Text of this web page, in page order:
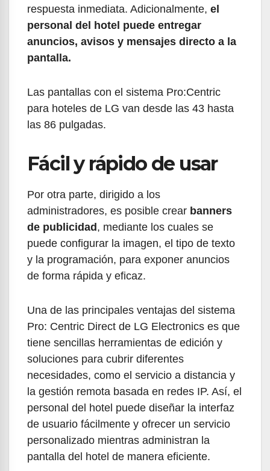
respuesta inmediata. Adicionalmente, el
personal del hotel puede entregar
anuncios, avisos y mensajes directo a la
pantalla.
Las pantallas con el sistema Pro:Centric
para hoteles de LG van desde las 43 hasta
las 86 pulgadas.
Fácil y rápido de usar
Por otra parte, dirigido a los
administradores, es posible crear banners
de publicidad , mediante los cuales se
puede configurar la imagen, el tipo de texto
y la programación, para exponer anuncios
de forma rápida y eficaz.
Una de las principales ventajas del sistema
Pro: Centric Direct de LG Electronics es que
tiene sencillas herramientas de edición y
soluciones para cubrir diferentes
necesidades, como el servicio a distancia y
la gestión remota basada en redes IP. Así, el
personal del hotel puede diseñar la interfaz
de usuario fácilmente y ofrecer un servicio
personalizado mientras administran la
pantalla del hotel de manera eficiente.